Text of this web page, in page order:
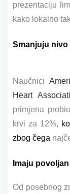
prezentaciju
kako lokalno
Smanjuju
Naučnici
Heart
primjena
krvi za 12%,
zbog čega
Imaju
Od posebnog